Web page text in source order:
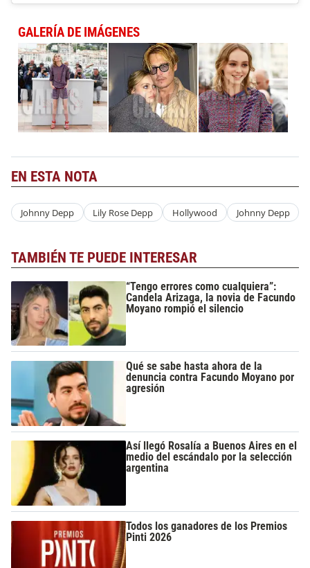
GALERÍA DE IMÁGENES
EN ESTA NOTA
Johnny Depp Lily Rose Depp Hollywood Johnny Depp
TAMBIÉN TE PUEDE INTERESAR
“Tengo errores como cualquiera”:
Candela Arizaga, la novia de Facundo
Moyano rompió el silencio
Qué se sabe hasta ahora de la
denuncia contra Facundo Moyano por
agresión
Así llegó Rosalía a Buenos Aires en el
medio del escándalo por la selección
argentina
Todos los ganadores de los Premios
Pinti 2026